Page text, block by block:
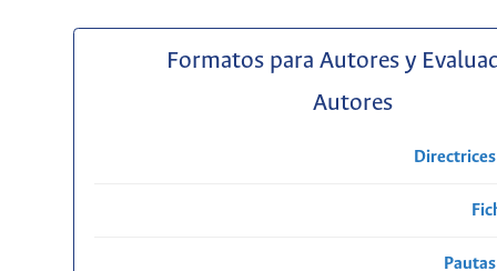
Formatos para Autores y
Autores